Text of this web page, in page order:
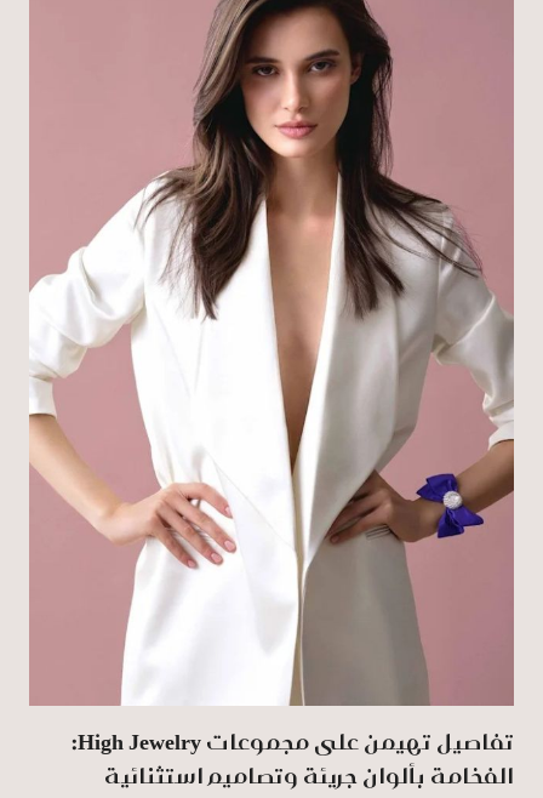
تفاصيل تهيمن على مجموعات High Jewelry:
الفخامة بألوان جريئة وتصاميم استثنائية